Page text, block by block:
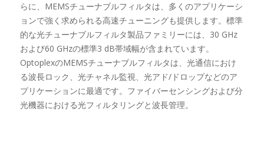
らに、MEMSチューナブルフィルタは、多くのアプリケーシ
ョンで強く求められる高速チューニングも提供します。標準
的な光チューナブルフィルタ製品ファミリーには、30 GHz
および60 GHzの標準3 dB帯域幅が含まれています。
OptoplexのMEMSチューナブルフィルタは、光通信におけ
る波長ロック、光チャネル監視、光アド/ドロップなどのア
プリケーションに最適です。ファイバーセンシングおよび分
光機器における光フィルタリングと波長管理。